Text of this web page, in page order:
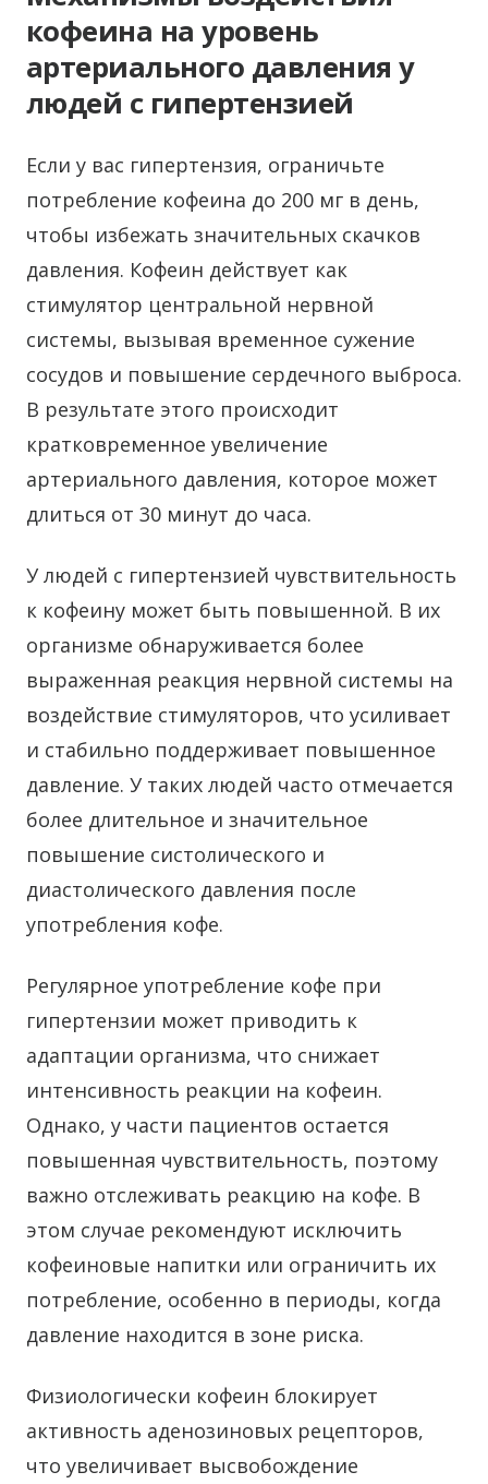
кофеина на уровень
артериального давления у
людей с гипертензией
Если у вас гипертензия, ограничьте
потребление кофеина до 200 мг в день,
чтобы избежать значительных скачков
давления. Кофеин действует как
стимулятор центральной нервной
системы, вызывая временное сужение
сосудов и повышение сердечного выброса.
В результате этого происходит
кратковременное увеличение
артериального давления, которое может
длиться от 30 минут до часа.
У людей с гипертензией чувствительность
к кофеину может быть повышенной. В их
организме обнаруживается более
выраженная реакция нервной системы на
воздействие стимуляторов, что усиливает
и стабильно поддерживает повышенное
давление. У таких людей часто отмечается
более длительное и значительное
повышение систолического и
диастолического давления после
употребления кофе.
Регулярное употребление кофе при
гипертензии может приводить к
адаптации организма, что снижает
интенсивность реакции на кофеин.
Однако, у части пациентов остается
повышенная чувствительность, поэтому
важно отслеживать реакцию на кофе. В
этом случае рекомендуют исключить
кофеиновые напитки или ограничить их
потребление, особенно в периоды, когда
давление находится в зоне риска.
Физиологически кофеин блокирует
активность аденозиновых рецепторов,
что увеличивает высвобождение